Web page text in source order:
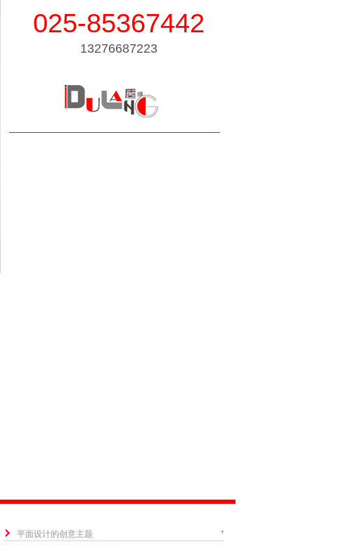
025-85367442
13276687223
平面设计的创意主题